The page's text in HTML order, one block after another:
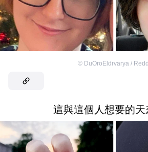
© DuOroEldrvarya /
這與這個人想要的天